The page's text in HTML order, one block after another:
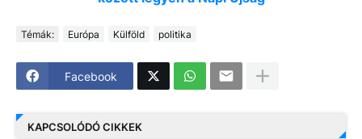
Témák: Európa Külföld politika
Facebook
KAPCSOLÓDÓ CIKKEK